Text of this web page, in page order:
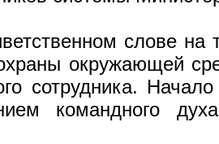
слове на
окружающей
сотрудника.
командного